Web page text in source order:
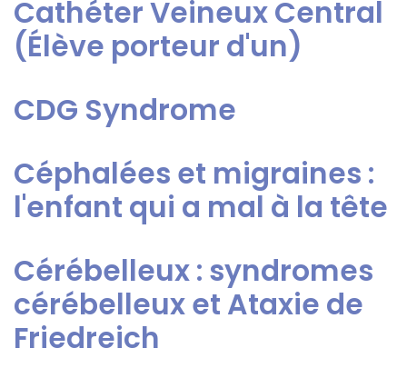
Cathéter Veineux Central
(Élève porteur d'un)
CDG Syndrome
Céphalées et migraines :
l'enfant qui a mal à la tête
Cérébelleux : syndromes
cérébelleux et Ataxie de
Friedreich